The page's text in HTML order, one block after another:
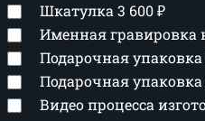
Шкатулка 3 600₽
Именная гравировка
Подарочная упаковка
Подарочная
Видео процесса